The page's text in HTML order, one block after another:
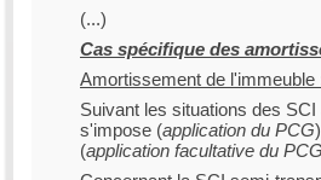
(...)
Cas spécifique des
Amortissement de l'immeuble
Suivant les situations des
s'impose (application du PCG
(application facultative du PCG